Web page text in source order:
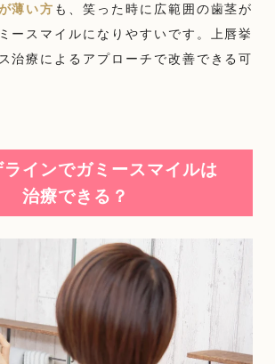
薄い方 も、笑った時に広範囲の歯茎が
ースマイルになりやすいです。上唇挙
治療によるアプローチで改善できる可
ラインでガミースマイルは
治療できる？